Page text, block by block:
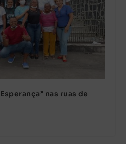
nas ruas de